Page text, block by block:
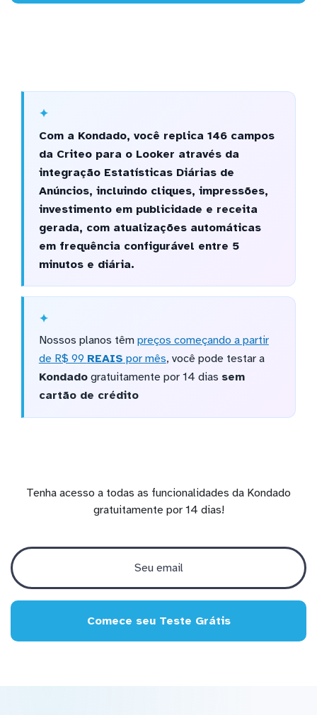
Com a Kondado, você replica 146 campos
da Criteo para o Looker através da
integração Estatísticas Diárias de
Anúncios, incluindo cliques, impressões,
investimento em publicidade e receita
gerada, com atualizações automáticas
em frequência configurável entre 5
minutos e diária.
Nossos planos têm preços começando a partir
de R$ 99 REAIS por mês, você pode testar a
Kondadogratuitamente por 14 dias sem
cartão de crédito
Tenha acesso a todas as funcionalidades da Kondado
gratuitamente por 14 dias!
Comece seu Teste Grátis